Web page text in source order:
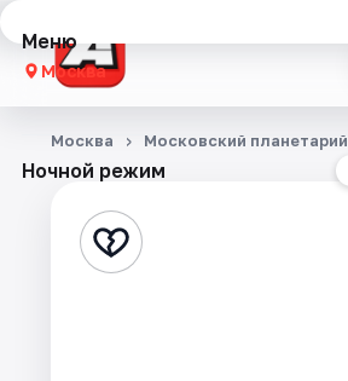
Меню
Москва
Концерты
Стендап
Ночной режим
Москва Московский планетарий